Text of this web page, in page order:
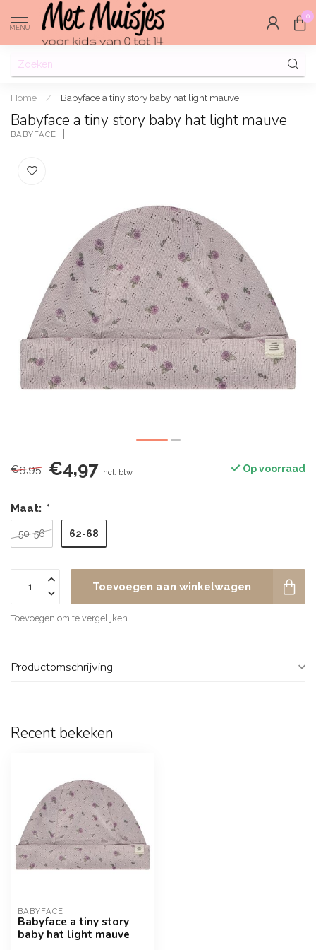
MENU
0
Home / Babyface a tiny story baby hat light mauve
Babyface a tiny story baby hat light mauve
BABYFACE
€9,95 €4,97 Incl. btw Op voorraad
Maat: *
50-56 62-68
Toevoegen aan winkelwagen
Toevoegen om te vergelijken
Productomschrijving
Recent bekeken
BABYFACE
Babyface a tiny story
baby hat light mauve